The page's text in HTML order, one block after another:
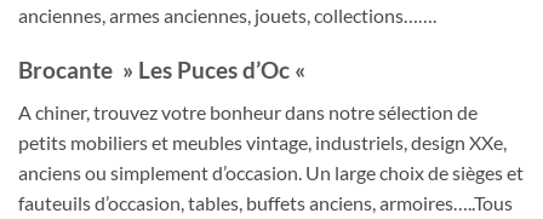
anciennes, armes anciennes, jouets, collections…….
Brocante » Les Puces d’Oc «
A chiner, trouvez votre bonheur dans notre sélection de
petits mobiliers et meubles vintage, industriels, design XXe,
anciens ou simplement d’occasion. Un large choix de sièges et
fauteuils d’occasion, tables, buffets anciens, armoires…..Tous